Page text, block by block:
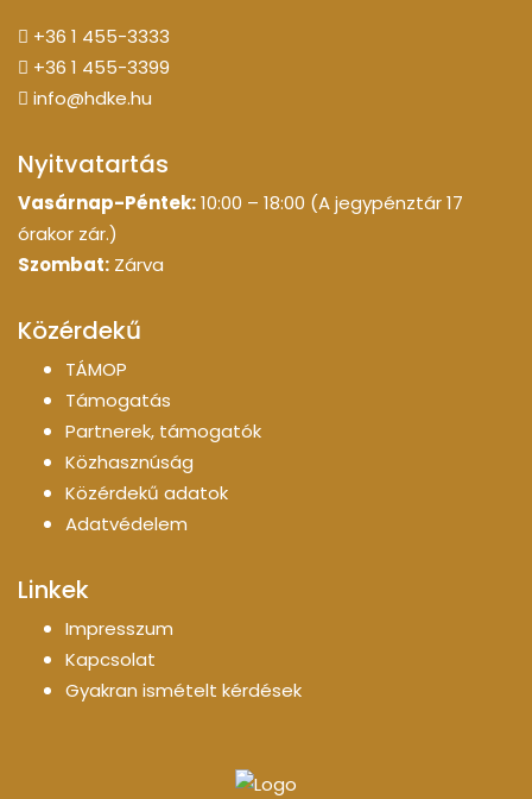
+36 1 455-3333
+36 1 455-3399
info@hdke.hu
Nyitvatartás
Vasárnap-Péntek:10:00 – 18:00 (A jegypénztár 17
órakor zár.)
Szombat: Zárva
Közérdekű
TÁMOP
Támogatás
Partnerek, támogatók
Közhasznúság
Közérdekű adatok
Adatvédelem
Linkek
Impresszum
Kapcsolat
Gyakran ismételt kérdések